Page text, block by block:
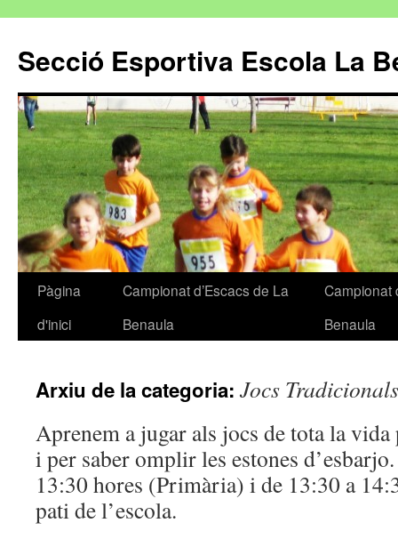
Secció Esportiva Escola La
Vés
Pàgina
d'inici
Campionat d’Escacs de La
Benaula
Campionat
Benaula
Arxiu de la categoria: Jocs Tradicionals
Aprenem a jugar als jocs de tota la vida
i per saber omplir les estones
13:30 hores (Primària) i de 13:30 a
pati de l’escola.